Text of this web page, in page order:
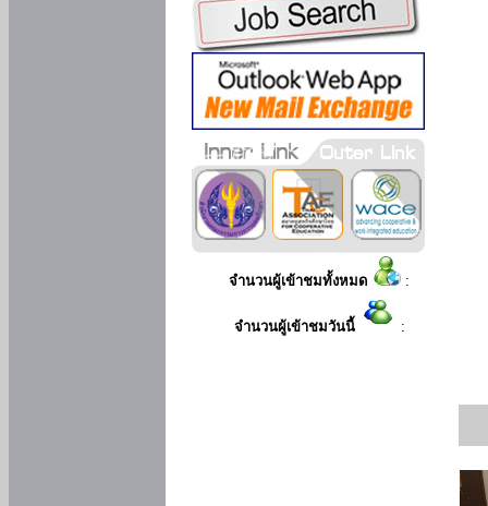
จำนวนผู้เข้าชมทั้งหมด :
จำนวนผู้เข้าชมวันนี้ :